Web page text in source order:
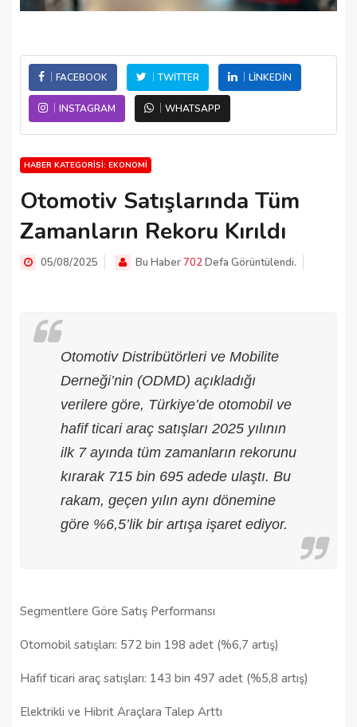
FACEBOOK TWITTER LINKEDIN
INSTAGRAM WHATSAPP
HABER KATEGORISI: EKONOMI
Otomotiv Satışlarında Tüm
Zamanların Rekoru Kırıldı
05/08/2025 Bu Haber702Defa Görüntülendi.
Otomotiv Distribütörleri ve Mobilite
Derneği’nin (ODMD) açıkladığı
verilere göre, Türkiye’de otomobil ve
hafif ticari araç satışları 2025 yılının
ilk 7 ayında tüm zamanların rekorunu
kırarak 715 bin 695 adede ulaştı. Bu
rakam, geçen yılın aynı dönemine
göre %6,5’lik bir artışa işaret ediyor.
Segmentlere Göre Satış Performansı
Otomobil satışları: 572 bin 198 adet (%6,7 artış)
Hafif ticari araç satışları: 143 bin 497 adet (%5,8 artış)
Elektrikli ve Hibrit Araçlara Talep Arttı